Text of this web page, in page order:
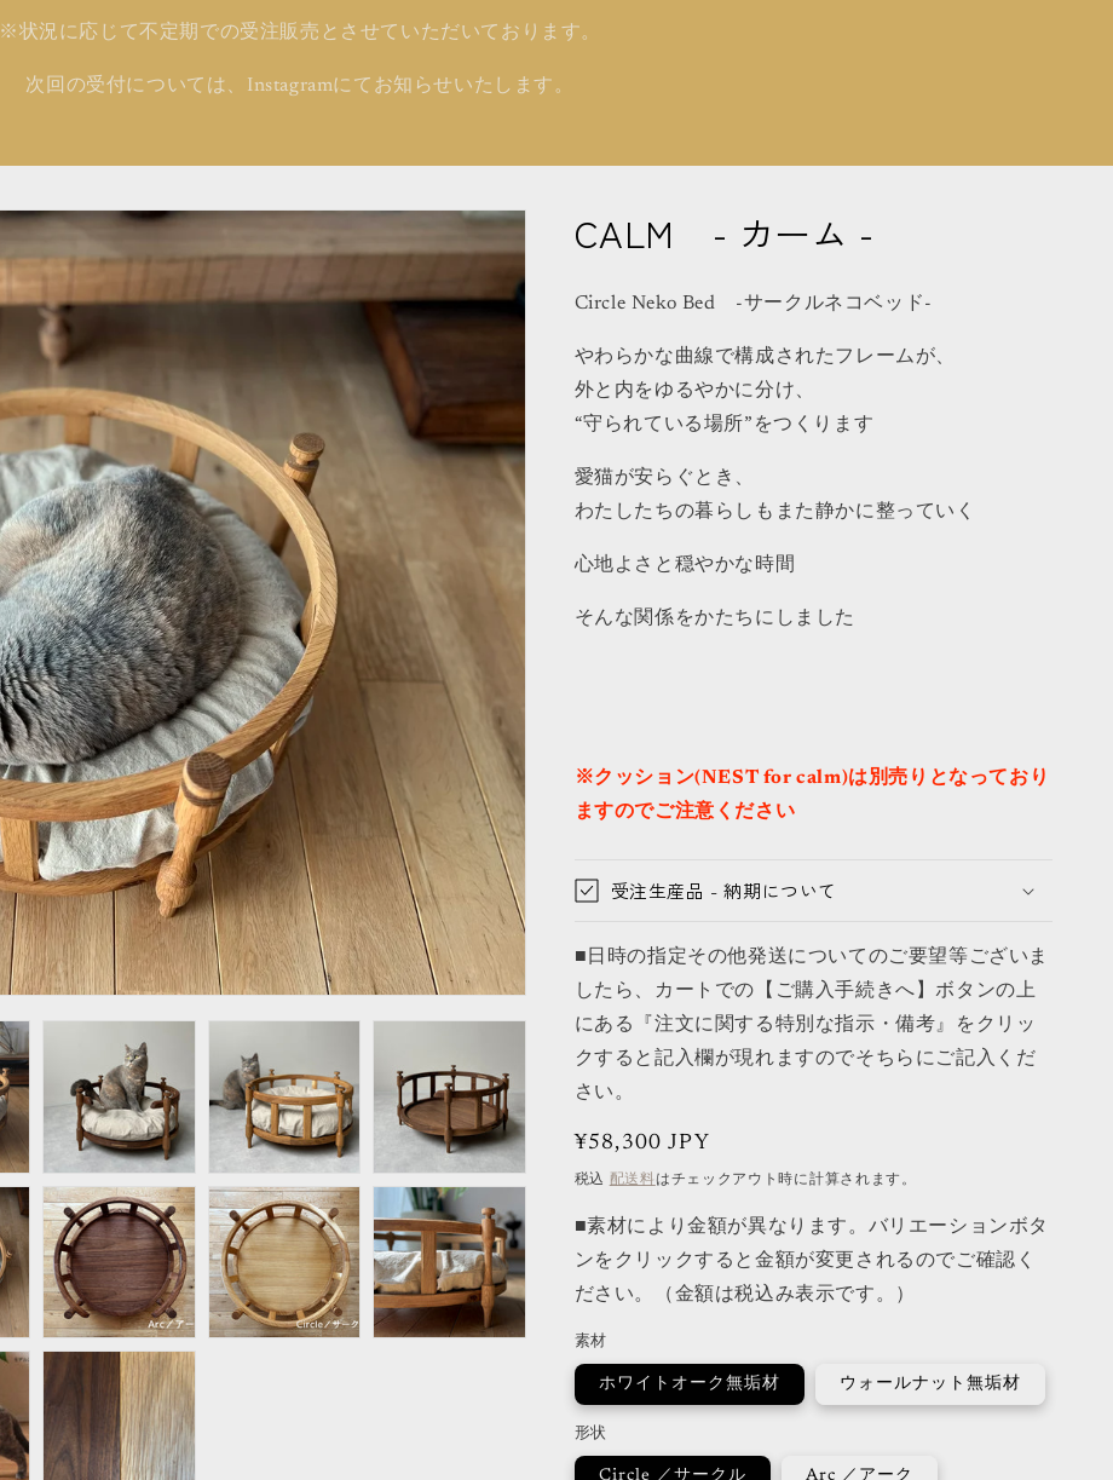
※状況に応じて不定期での受注販売とさせていただいております。
次回の受付については、Instagramにてお知らせいたします。
CALM - カーム -
Circle Neko Bed -サークルネコベッド-
やわらかな曲線で構成されたフレームが、
外と内をゆるやかに分け、
“守られている場所”をつくります
愛猫が安らぐとき、
わたしたちの暮らしもまた静かに整っていく
心地よさと穏やかな時間
そんな関係をかたちにしました
※クッション(NEST for calm)は別売りとなっており
ますのでご注意ください
受注生産品 - 納期について
■日時の指定その他発送についてのご要望等ございま
したら、カートでの【ご購入手続きへ】ボタンの上
にある『注文に関する特別な指示・備考』をクリッ
クすると記入欄が現れますのでそちらにご記入くだ
さい。
通
常
格
¥58,300 JPY
税込 配送料はチェックアウト時に計算されます。
■素材により金額が異なります。バリエーションボタ
ンをクリックすると金額が変更されるのでご確認く
ださい。（金額は税込み表示です。）
素材
ホワイトオーク無垢材 ウォールナット無垢材
形状
Circle ／サークル Arc ／アーク